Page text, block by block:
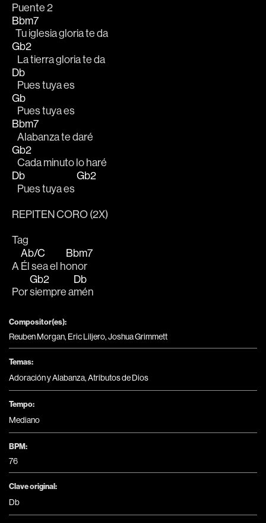
Puente 2
Bbm7
  Tu iglesia gloria te da
Gb2
   La tierra gloria te da
Db
   Pues tuya es
Gb
   Pues tuya es
Bbm7
   Alabanza te daré
Gb2
   Cada minuto lo haré
Db
   Pues tuya es
Gb2
REPITEN CORO (2X)
Tag
A
Ab/C
Él sea el h
Bbm7
onor
Por
Gb2
siempre a
Db
mén
Compositor(es):
Reuben Morgan, Eric Liljero, Joshua Grimmett
Temas:
Adoración y Alabanza,Atributos de Dios
Tempo:
Mediano
BPM:
76
Clave original:
Db